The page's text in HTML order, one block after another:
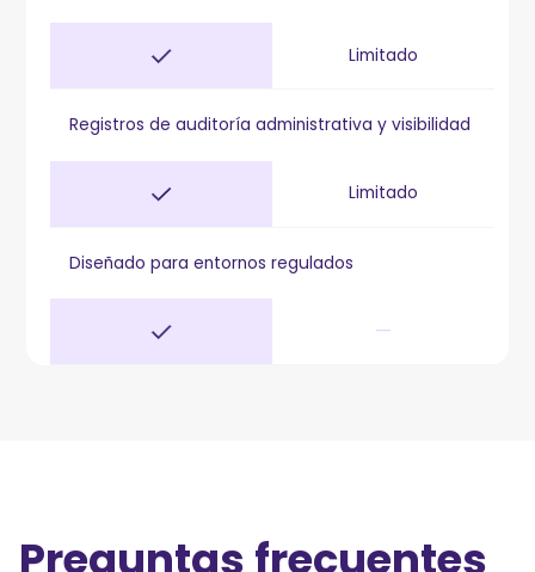
Limitado
Registros de auditoría administrativa y visibilidad
Limitado
Diseñado para entornos regulados
—
Preguntas frecuentes